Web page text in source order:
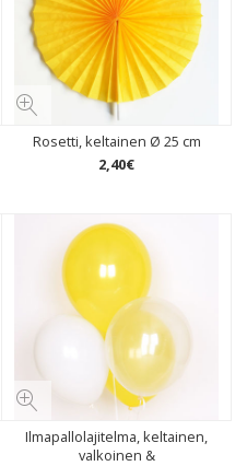
Rosetti, keltainen Ø 25 cm
2,40€
Ilmapallolajitelma, keltainen,
valkoinen &